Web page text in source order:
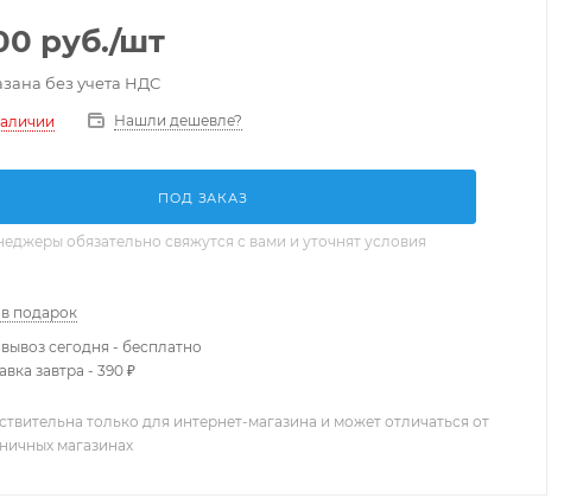
руб./шт
без учета НДС
Нашли дешевле?
ПОД ЗАКАЗ
обязательно свяжутся с вами и уточнят условия
подарок
сегодня - бесплатно
завтра - 390 ₽
только для интернет-магазина и может отличаться от
магазинах